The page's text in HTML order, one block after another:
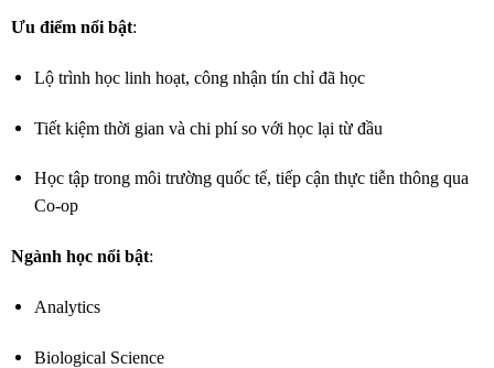
Ưu điểm nổi bật:
Lộ trình học linh hoạt, công nhận tín chỉ đã học
Tiết kiệm thời gian và chi phí so với học lại từ đầu
Học tập trong môi trường quốc tế, tiếp cận thực tiễn thông qua
Co-op
Ngành học nổi bật:
Analytics
Biological Science